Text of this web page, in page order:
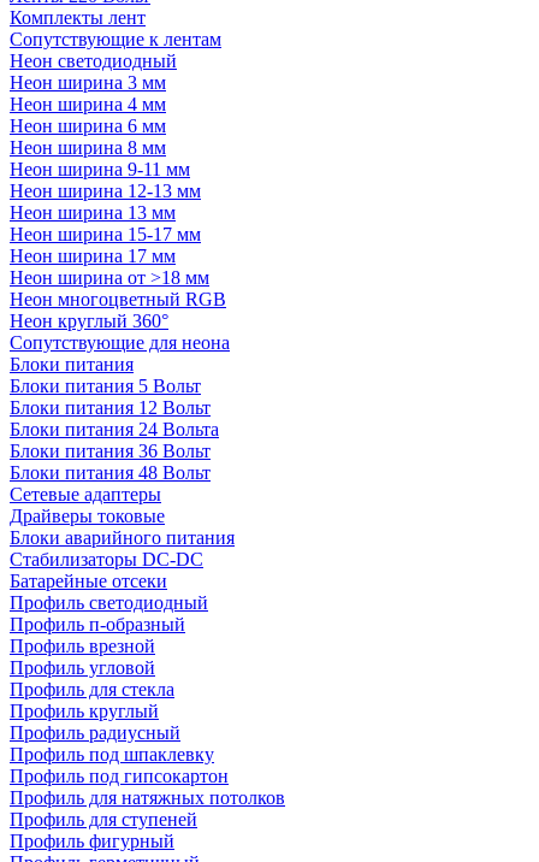
Комплекты лент
Сопутствующие к лентам
Неон светодиодный
Неон ширина 3 мм
Неон ширина 4 мм
Неон ширина 6 мм
Неон ширина 8 мм
Неон ширина 9-11 мм
Неон ширина 12-13 мм
Неон ширина 13 мм
Неон ширина 15-17 мм
Неон ширина 17 мм
Неон ширина от >18 мм
Неон многоцветный RGB
Неон круглый 360°
Сопутствующие для неона
Блоки питания
Блоки питания 5 Вольт
Блоки питания 12 Вольт
Блоки питания 24 Вольта
Блоки питания 36 Вольт
Блоки питания 48 Вольт
Сетевые адаптеры
Драйверы токовые
Блоки аварийного питания
Стабилизаторы DC-DC
Батарейные отсеки
Профиль светодиодный
Профиль п-образный
Профиль врезной
Профиль угловой
Профиль для стекла
Профиль круглый
Профиль радиусный
Профиль под шпаклевку
Профиль под гипсокартон
Профиль для натяжных потолков
Профиль для ступеней
Профиль фигурный